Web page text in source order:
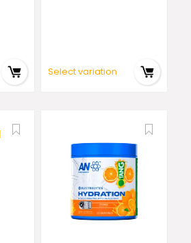
Select variation